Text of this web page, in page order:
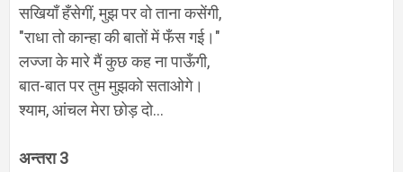
सखियाँ हँसेगीं,मुझ पर वो ताना कसेंगी,
"राधा तो कान्हा की बातों में फँस गई।"
लज्जा के मारे मैं कुछ कह ना पाऊँगी,
बात-बात पर तुम मुझको सताओगे।
श्याम,आंचल मेरा छोड़ दो...
अन्तरा3